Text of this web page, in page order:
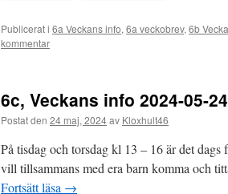
Publicerat i 6a Veckans info, 6a veckobrev, 6b
kommentar
6c, Veckans info 2024-05-24
Postat den 24 maj, 2024av Kloxhult46
På tisdag och torsdag kl 13 – 16 är det
vill tillsammans med era barn komma och
Fortsätt läsa →